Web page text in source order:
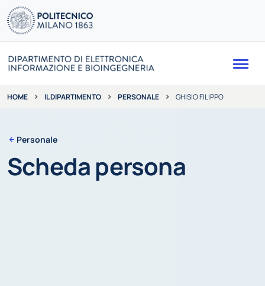
HOME IL DIPARTIMENTO PERSONALE GHISIO FILIPPO
Personale
Scheda persona